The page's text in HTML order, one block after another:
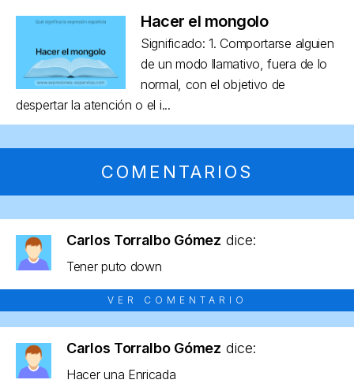
Hacer el mongolo
Significado: 1. Comportarse alguien
de un modo llamativo, fuera de lo
normal, con el objetivo de
despertar la atención o el i...
COMENTARIOS
Carlos Torralbo Gómez dice:
Tener puto down
VER COMENTARIO
Carlos Torralbo Gómez dice:
Hacer una Enricada